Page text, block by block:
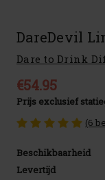
DareDevil
Dare to Drink
€54.95
Prijs exclusief
(6
Beschikbaarheid
Levertijd